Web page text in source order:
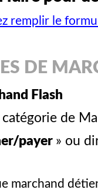
remplir le
DE
Flash
de
payer » ou
marchand